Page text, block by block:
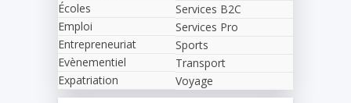
Écoles
Emploi
Entrepreneuriat
Evènementiel
Expatriation
Services B2C
Services Pro
Sports
Transport
Voyage